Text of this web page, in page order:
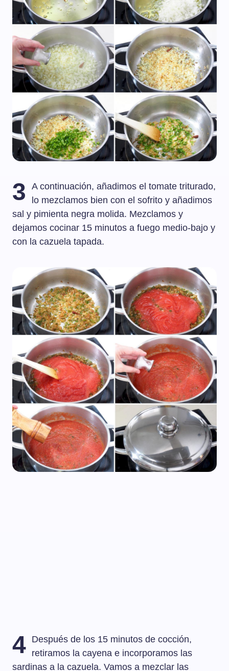
3
A continuación, añadimos el tomate triturado,
lo mezclamos bien con el sofrito y añadimos
sal y pimienta negra molida. Mezclamos y
dejamos cocinar 15 minutos a fuego medio-bajo y
con la cazuela tapada.
4 Después de los 15 minutos de cocción,
retiramos la cayena e incorporamos las
sardinas a la cazuela. Vamos a mezclar las